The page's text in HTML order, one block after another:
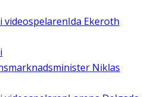
i videospelarenIda Ekeroth
i
Niklas